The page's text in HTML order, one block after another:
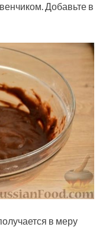
Добавьте в
в меру